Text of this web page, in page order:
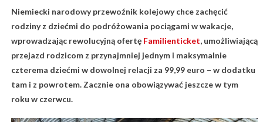
Niemiecki narodowy przewoźnik kolejowy chce zachęcić
rodziny z dziećmi do podróżowania pociągami w wakacje,
wprowadzając rewolucyjną ofertę Familienticket, umożliwiającą
przejazd rodzicom z przynajmniej jednym i maksymalnie
czterema dziećmi w dowolnej relacji za 99,99 euro – w dodatku
tam i z powrotem. Zacznie ona obowiązywać jeszcze w tym
roku w czerwcu.